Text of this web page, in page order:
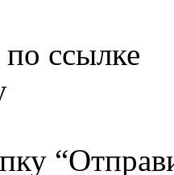
ссылке